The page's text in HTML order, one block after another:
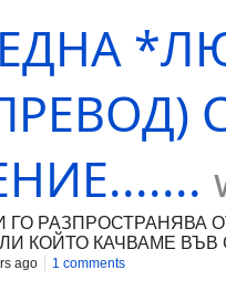
ГО РАЗПРОСТРАНЯВА
КАЧВАМE ВЪВ
ago 1 comments